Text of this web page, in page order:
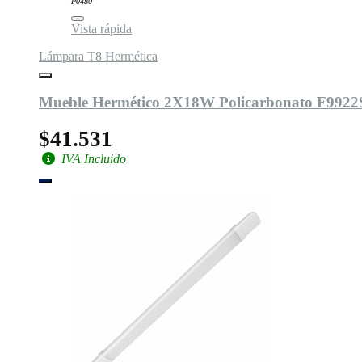
Vista rápida
Lámpara T8 Hermética
Mueble Hermético 2X18W Policarbonato
$41.531
IVA Incluido